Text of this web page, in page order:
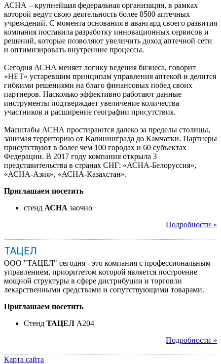
АСНА – крупнейшая федеральная организация, в рамках
которой ведут свою деятельность более 8500 аптечных
учреждений. С момента основания в авангард своего развития
компания поставила разработку инновационных сервисов и
решений, которые позволяют увеличить доход аптечной сети
и оптимизировать внутренние процессы.
Сегодня АСНА меняет логику ведения бизнеса, говорит
«НЕТ» устаревшим принципам управления аптекой и делится
гибкими решениями на благо финансовых побед своих
партнеров. Насколько эффективно работают данные
инструменты подтверждает увеличение количества
участников и расширение географии присутствия.
Масштабы АСНА простираются далеко за пределы столицы,
занимая территорию от Калининграда до Камчатки. Партнеры
присутствуют в более чем 100 городах и 60 субъектах
Федерации. В 2017 году компания открыла 3
представительства в странах СНГ: «АСНА-Белоруссия»,
«АСНА-Азия», «АСНА-Казахстан».
Приглашаем посетить
стенд АСНА заочно
Подробности »
ТАЦЕЛ
ООО "ТАЦЕЛ" сегодня - это компания с профессиональным
управлением, приоритетом которой является построение
мощной структуры в сфере дистрибуции и торговли
лекарственными средствами и сопутствующими товарами.
Приглашаем посетить
Стенд ТАЦЕЛ A204
Подробности »
Карта сайта